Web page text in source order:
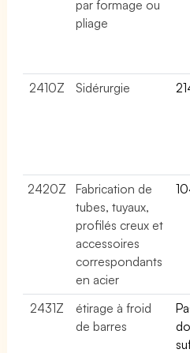
par formage ou
pliage
2410Z
Sidérurgie
2420Z
Fabrication de
tubes, tuyaux,
profilés creux et
accessoires
correspondants
en acier
2431Z
étirage à froid
de barres